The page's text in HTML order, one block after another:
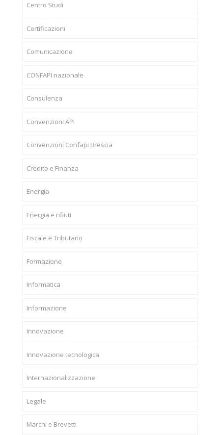
Centro Studi
Certificazioni
Comunicazione
CONFAPI nazionale
Consulenza
Convenzioni API
Convenzioni Confapi Brescia
Credito e Finanza
Energia
Energia e rifiuti
Fiscale e Tributario
Formazione
Informatica
Informazione
Innovazione
Innovazione tecnologica
Internazionalizzazione
Legale
Marchi e Brevetti